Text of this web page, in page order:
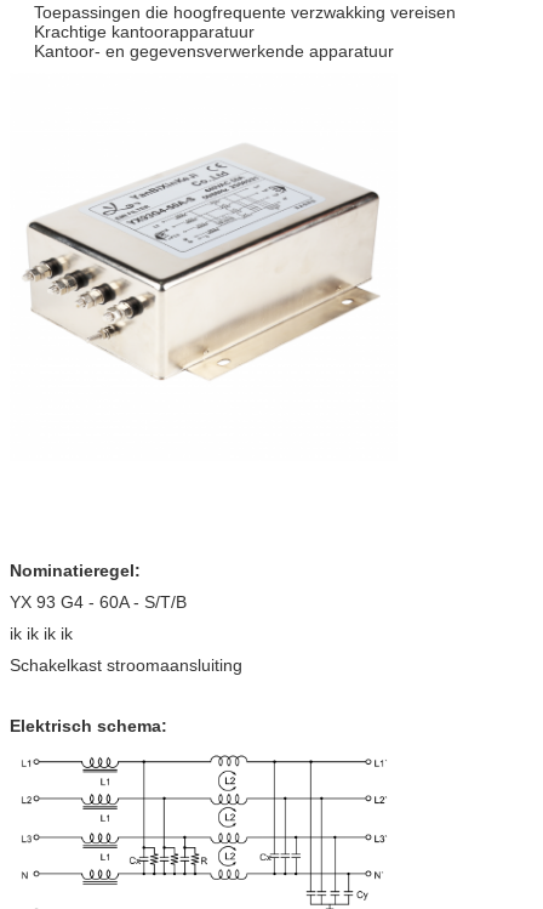
Toepassingen die hoogfrequente verzwakking vereisen
Krachtige kantoorapparatuur
Kantoor- en gegevensverwerkende apparatuur
Nominatieregel:
YX 93 G4 - 60A - S/T/B
ik ik ik ik
Schakelkast stroomaansluiting
Elektrisch schema: